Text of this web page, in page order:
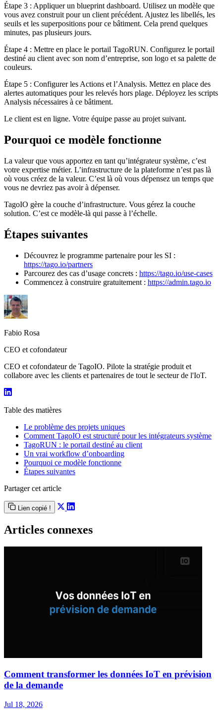
Étape 3 : Appliquer un blueprint dashboard. Utilisez un modèle que
vous avez construit pour un client précédent. Ajustez les libellés, les
seuils et les superpositions pour ce bâtiment. Cela prend quelques
minutes, pas plusieurs jours.
Étape 4 : Mettre en place le portail TagoRUN. Configurez le portail
destiné au client avec son nom d’entreprise, son logo et sa palette de
couleurs.
Étape 5 : Configurer les Actions et l’Analysis. Mettez en place des
alertes automatiques pour les relevés hors plage. Déployez les scripts
Analysis nécessaires à ce bâtiment.
Le client est en ligne. Votre équipe passe au projet suivant.
Pourquoi ce modèle fonctionne
La valeur que vous apportez en tant qu’intégrateur système, c’est
votre expertise métier. L’infrastructure de la plateforme n’est pas là
où vous créez de la valeur. C’est là où vous dépensez un temps que
vous ne devriez pas avoir à dépenser.
TagoIO gère la couche d’infrastructure. Vous gérez la couche
solution. C’est ce modèle-là qui passe à l’échelle.
Étapes suivantes
Découvrez le programme partenaire pour les SI :
https://tago.io/partners
Parcourez des cas d’usage concrets : https://tago.io/use-cases
Commencez à construire gratuitement : https://admin.tago.io
Fabio Rosa
CEO et cofondateur
CEO et cofondateur de TagoIO. Pilote la stratégie produit et
collabore avec les clients et partenaires de tout le secteur de l'IoT.
Table des matières
Le problème des projets uniques
Comment TagoIO est structuré pour les intégrateurs système
TagoRUN : le portail destiné au client
Un vrai workflow d’onboarding
Pourquoi ce modèle fonctionne
Étapes suivantes
Partager cet article
Lien copié !
Articles connexes
Comment transformer les données IoT en prévision
de la demande
Jul 18, 2026